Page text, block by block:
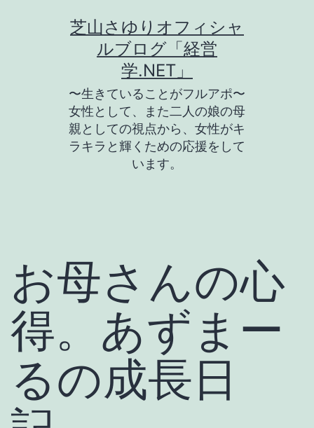
芝山さゆりオフィシャ
ルブログ「経営
学.NET」
〜生きていることがフルアポ〜
女性として、また二人の娘の母
親としての視点から、女性がキ
ラキラと輝くための応援をして
います。
お母さんの心
得。あずまー
るの成長日